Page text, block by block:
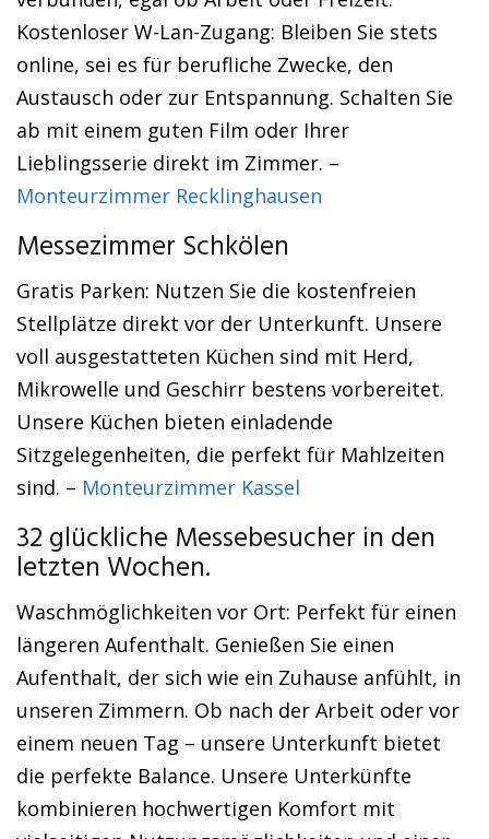
Kostenloser W-Lan-Zugang: Bleiben Sie stets
online, sei es für berufliche Zwecke, den
Austausch oder zur Entspannung. Schalten Sie
ab mit einem guten Film oder Ihrer
Lieblingsserie direkt im Zimmer. –
Monteurzimmer Recklinghausen
Messezimmer Schkölen
Gratis Parken: Nutzen Sie die kostenfreien
Stellplätze direkt vor der Unterkunft. Unsere
voll ausgestatteten Küchen sind mit Herd,
Mikrowelle und Geschirr bestens vorbereitet.
Unsere Küchen bieten einladende
Sitzgelegenheiten, die perfekt für Mahlzeiten
sind. – Monteurzimmer Kassel
32 glückliche Messebesucher in den
letzten Wochen.
Waschmöglichkeiten vor Ort: Perfekt für einen
längeren Aufenthalt. Genießen Sie einen
Aufenthalt, der sich wie ein Zuhause anfühlt, in
unseren Zimmern. Ob nach der Arbeit oder vor
einem neuen Tag – unsere Unterkunft bietet
die perfekte Balance. Unsere Unterkünfte
kombinieren hochwertigen Komfort mit